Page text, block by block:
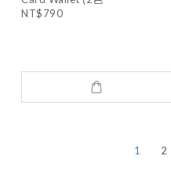
NT$790
1 2